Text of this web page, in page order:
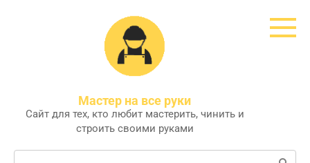
Мастер на все руки
Сайт для тех, кто любит мастерить, чинить и
строить своими руками
Поиск: